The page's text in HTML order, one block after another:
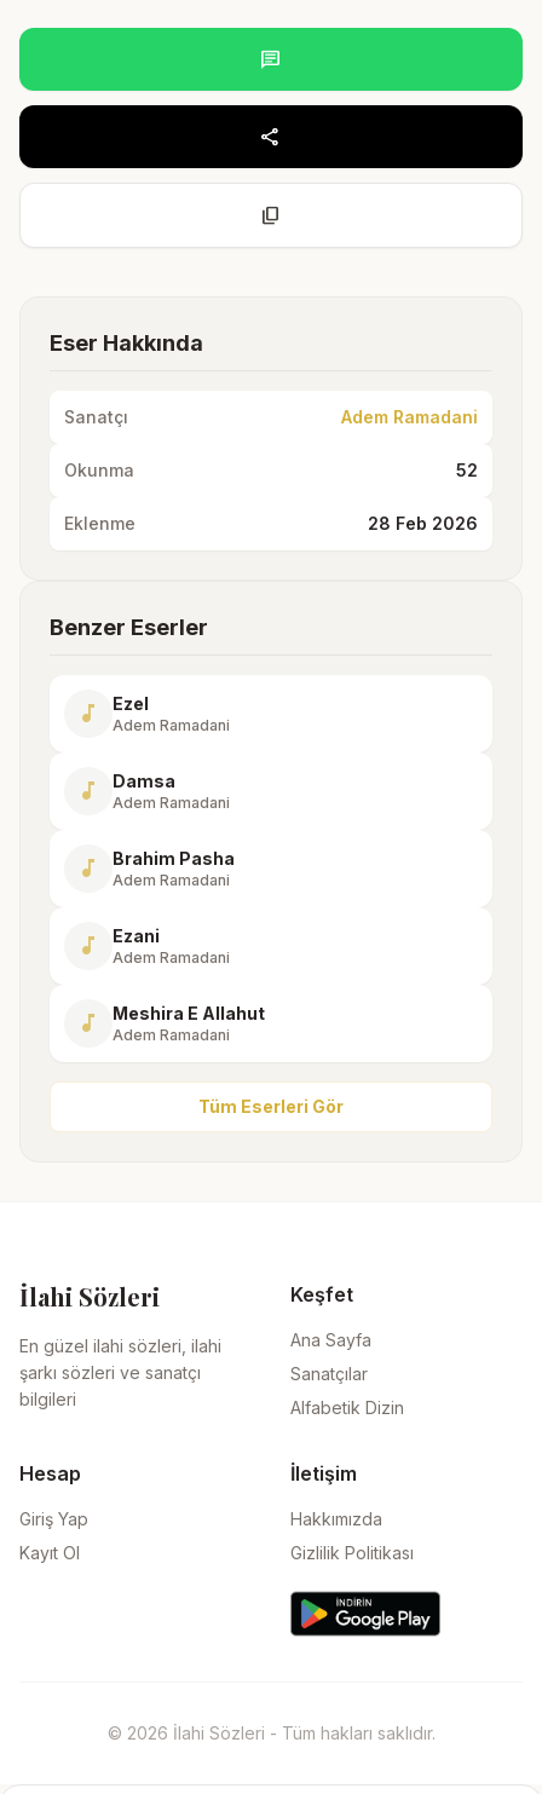
chat
share
content_copy
Eser Hakkında
Sanatçı Adem Ramadani
Okunma 52
Eklenme 28 Feb 2026
Benzer Eserler
music_note Ezel
Adem Ramadani
music_note Damsa
Adem Ramadani
music_note Brahim Pasha
Adem Ramadani
music_note Ezani
Adem Ramadani
music_note Meshira E Allahut
Adem Ramadani
Tüm Eserleri Gör
İlahi Sözleri
En güzel ilahi sözleri, ilahi
şarkı sözleri ve sanatçı
bilgileri
Keşfet
Ana Sayfa
Sanatçılar
Alfabetik Dizin
Hesap
Giriş Yap
Kayıt Ol
İletişim
Hakkımızda
Gizlilik Politikası
© 2026 İlahi Sözleri - Tüm hakları saklıdır.